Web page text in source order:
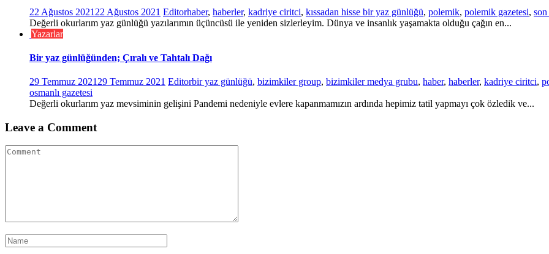
22 Ağustos 2021 22 Ağustos 2021 Editorhaber, haberler, kadriye ciritci, kıssadan hisse bir yaz günlüğü, polemik, polemik gazetesi,
Değerli okurlarım yaz günlüğü yazılarımın üçüncüsü ile yeniden sizlerleyim. Dünya ve insanlık yaşamakta olduğu çağın en...
Yazarlar
Bir yaz günlüğünden; Çıralı ve Tahtalı Dağı
29 Temmuz 2021 29 Temmuz 2021 Editorbir yaz günlüğü, bizimkiler group, bizimkiler medya grubu, haber, haberler, kadriye ciritci,
osmanlı gazetesi
Değerli okurlarım yaz mevsiminin gelişini Pandemi nedeniyle evlere kapanmamızın ardında hepimiz tatil yapmayı çok özledik ve...
Leave a Comment